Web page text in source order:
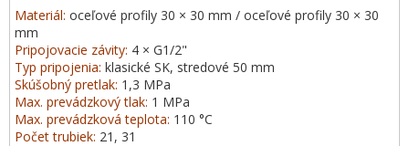
Materiál: oceľové profily 30 × 30 mm / oceľové profily 30 × 30
mm
Pripojovacie závity: 4 × G1/2"
Typ pripojenia: klasické SK, stredové 50 mm
Skúšobný pretlak: 1,3 MPa
Max. prevádzkový tlak: 1 MPa
Max. prevádzková teplota: 110 °C
Počet trubiek: 21, 31